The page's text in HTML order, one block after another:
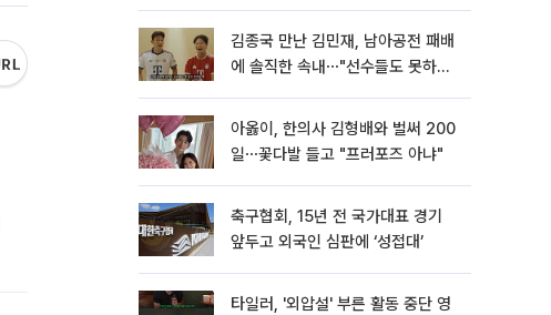
김종국 만난 김민재, 남아공전 패배
에 솔직한 속내⋯"선수들도 못하긴
아옳이, 한의사 김형배와 벌써 200
일⋯꽃다발 들고 "프러포즈 아냐"
축구협회, 15년 전 국가대표 경기
앞두고 외국인 심판에 ‘성접대’
타일러, '외압설' 부른 활동 중단 영